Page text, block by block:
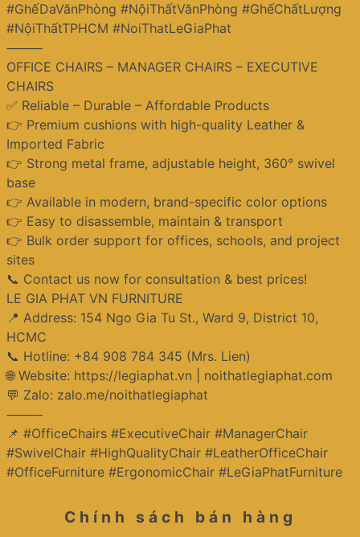
#GhếDaVănPhòng #NộiThấtVănPhòng #GhếChấtLượng
#NộiThấtTPHCM #NoiThatLeGiaPhat
⸻
OFFICE CHAIRS – MANAGER CHAIRS – EXECUTIVE
CHAIRS
✅ Reliable – Durable – Affordable Products
👉 Premium cushions with high-quality Leather &
Imported Fabric
👉 Strong metal frame, adjustable height, 360° swivel
base
👉 Available in modern, brand-specific color options
👉 Easy to disassemble, maintain & transport
👉 Bulk order support for offices, schools, and project
sites
📞 Contact us now for consultation & best prices!
LE GIA PHAT VN FURNITURE
📍 Address: 154 Ngo Gia Tu St., Ward 9, District 10,
HCMC
📞 Hotline: +84 908 784 345 (Mrs. Lien)
🌐 Website: https://legiaphat.vn | noithatlegiaphat.com
💬 Zalo: zalo.me/noithatlegiaphat
⸻
📌 #OfficeChairs #ExecutiveChair #ManagerChair
#SwivelChair #HighQualityChair #LeatherOfficeChair
#OfficeFurniture #ErgonomicChair #LeGiaPhatFurniture
Chính sách bán hàng